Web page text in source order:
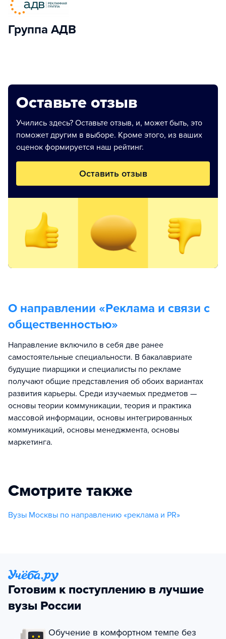
Группа АДВ
Оставьте отзыв
Учились здесь? Оставьте отзыв, и, может быть, это
поможет другим в выборе. Кроме этого, из ваших
оценок формируется наш рейтинг.
Оставить отзыв
О направлении «Реклама и связи с
общественностью»
Направление включило в себя две ранее
самостоятельные специальности. В бакалавриате
будущие пиарщики и специалисты по рекламе
получают общие представления об обоих вариантах
развития карьеры. Среди изучаемых предметов —
основы теории коммуникации, теория и практика
массовой информации, основы интегрированных
коммуникаций, основы менеджмента, основы
маркетинга.
Смотрите также
Вузы Москвы по направлению «реклама и PR»
Готовим к поступлению в лучшие
вузы России
Обучение в комфортном темпе без